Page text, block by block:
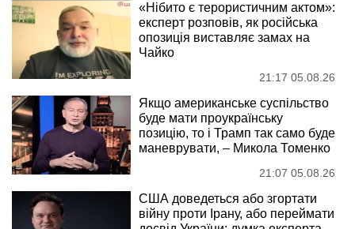
«Нібито є терористичним актом»:
експерт розповів, як російська
опозиція виставляє замах на
Чайко
21:17 05.08.26
Якщо американське суспільство
буде мати проукраїнську
позицію, то і Трамп так само буде
маневрувати, – Микола Томенко
21:07 05.08.26
США доведеться або згортати
війну проти Ірану, або переймати